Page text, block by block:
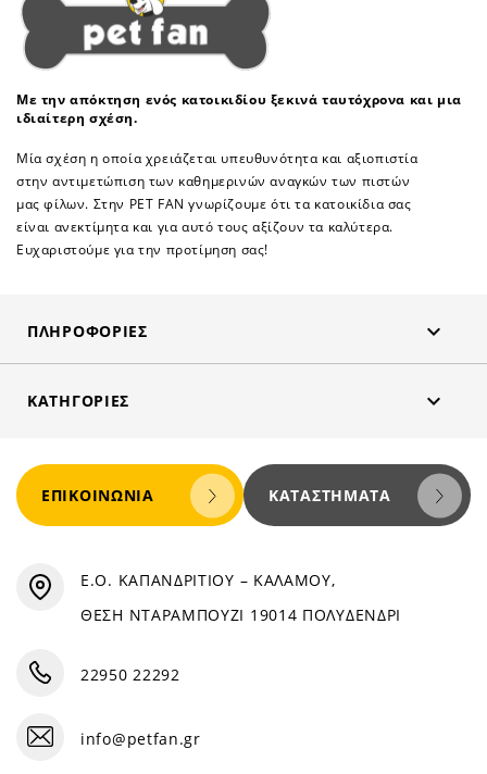
Με την απόκτηση ενός κατοικιδίου ξεκινά ταυτόχρονα και μια
ιδιαίτερη σχέση.
Μία σχέση η οποία χρειάζεται υπευθυνότητα και αξιοπιστία
στην αντιμετώπιση των καθημερινών αναγκών των πιστών
μας φίλων. Στην PET FAN γνωρίζουμε ότι τα κατοικίδια σας
είναι ανεκτίμητα και για αυτό τους αξίζουν τα καλύτερα.
Ευχαριστούμε για την προτίμηση σας!
ΠΛΗΡΟΦΟΡΊΕΣ 
ΚΑΤΗΓΟΡΊΕΣ 
ΕΠΙΚΟΙΝΩΝΊΑ ΚΑΤΑΣΤΉΜΑΤΑ
Ε.Ο. ΚΑΠΑΝΔΡΙΤΙΟΥ – ΚΑΛΑΜΟΥ,
ΘΕΣΗ ΝΤΑΡΑΜΠΟΥΖΙ 19014 ΠΟΛΥΔΕΝΔΡΙ
22950 22292
info@petfan.gr